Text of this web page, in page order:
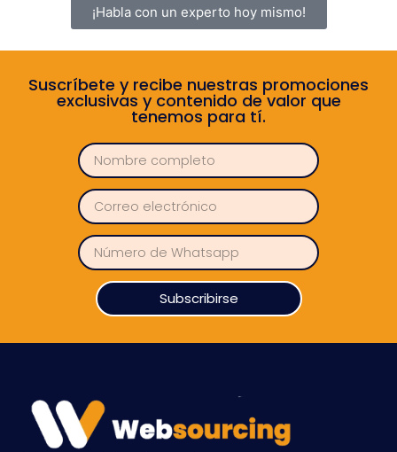
¡Habla con un experto hoy mismo!
Suscríbete y recibe nuestras promociones
exclusivas y contenido de valor que
tenemos para tí.
Subscribirse